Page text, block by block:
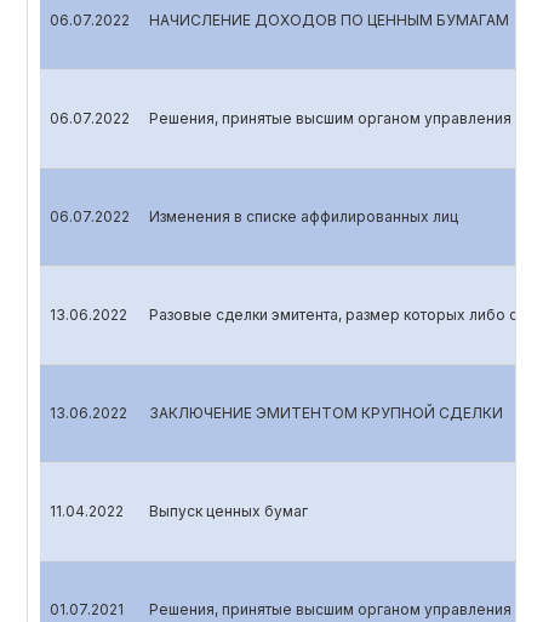
06.07.2022 НАЧИСЛЕНИЕ ДОХОДОВ ПО ЦЕННЫМ БУМАГАМ
06.07.2022 Решения, принятые высшим органом управления АО
06.07.2022 Изменения в списке аффилированных лиц
13.06.2022 Разовые сделки эмитента, размер которых либо
13.06.2022 ЗАКЛЮЧЕНИЕ ЭМИТЕНТОМ КРУПНОЙ СДЕЛКИ
11.04.2022 Выпуск ценных бумаг
01.07.2021 Решения, принятые высшим органом управления АО